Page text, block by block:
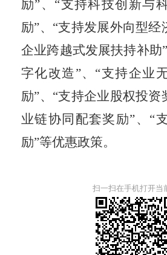
励”、“支持科技创新与
励”、“支持发展外向型经
企业跨越式发展扶持补助
字化改造”、“支持企业
励”、“支持企业股权投资
业链协同配套奖励”、“
励”等优惠政策。
扫一扫在手机打开当